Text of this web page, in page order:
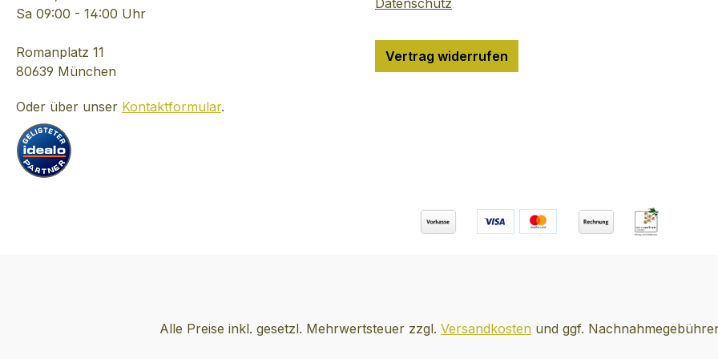
weiter. Im Jahr 1998
finanziellen und ohne
direkte Nachfolger,
das Unternehmen an
Cognac LHERAUD zu
verkaufen, der in GERS
investieren ollte. Das
und werden unverändert
Sa 09:00 - 14:00 Uhr
Romanplatz 11
80639 München
Oder über unser Kontaktformular.
Datenschutz
Vertrag widerrufen
Alle Preise inkl. gesetzl. Mehrwertsteuer zzgl. Versandkosten und ggf.